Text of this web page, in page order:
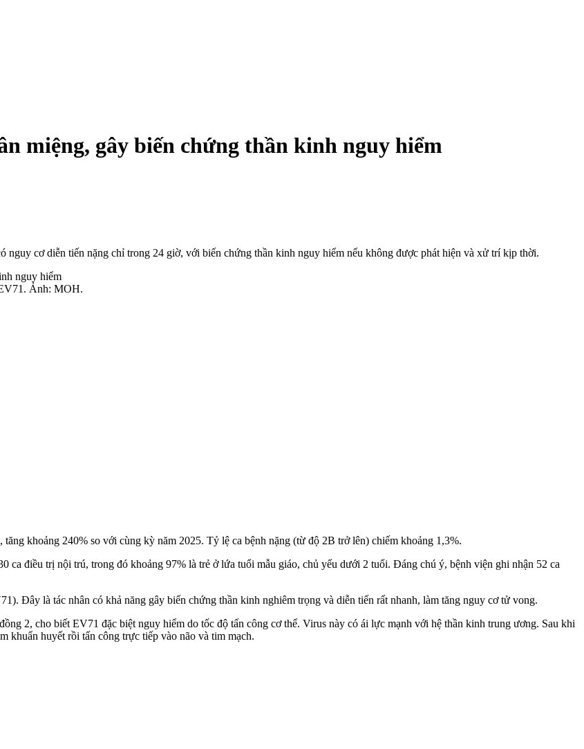
miệng, gây biến chứng thần kinh nguy hiểm
nguy cơ diễn tiến nặng chỉ trong 24 giờ, với biến chứng thần kinh nguy hiểm nếu không được phát hiện và xử trí kịp thời.
Ảnh: MOH.
khoảng 240% so với cùng kỳ năm 2025. Tỷ lệ ca bệnh nặng (từ độ 2B trở lên) chiếm khoảng 1,3%.
ca điều trị nội trú, trong đó khoảng 97% là trẻ ở lứa tuổi mẫu giáo, chủ yếu dưới 2 tuổi. Đáng chú ý, bệnh viện ghi nhận 52 ca
Đây là tác nhân có khả năng gây biến chứng thần kinh nghiêm trọng và diễn tiến rất nhanh, làm tăng nguy cơ t‌ử von‌g.
2, cho biết EV71 đặc biệt nguy hiểm do tốc độ tấn công c‌ơ th‌ể. Virus này có ái lực mạnh với hệ thần kinh trung ương. Sau khi
khuẩn huyết rồi tấn công trực tiếp vào não và tim mạch.